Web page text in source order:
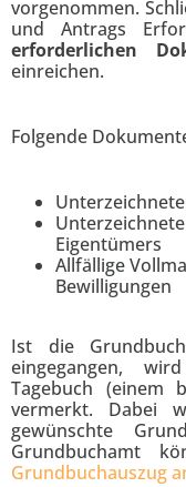
vorgenommen.
und Antrags
erforderlichen
einreichen.
Folgende
Eigentümers
Allfällige
Bewilligungen
Ist die
eingegangen,
Tagebuch (einem
vermerkt. Dabei
gewünschte
Grundbuchamt
Grundbuchauszug